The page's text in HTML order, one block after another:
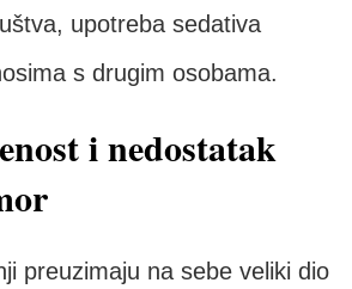
upotreba sedativa
s drugim osobama.
i nedostatak
preuzimaju na sebe veliki dio